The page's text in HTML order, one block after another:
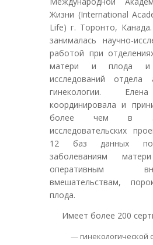
Жизни (International
Life) г. Торонто, Канада.
занималась научно-
работой при
матери и плода и
исследований отдела
гинекологии.
координировала и
более чем в
исследовательских
12 баз данных по
заболеваниям
оперативным
вмешательствам,
плода.
Имеет более 200
— гинекологической